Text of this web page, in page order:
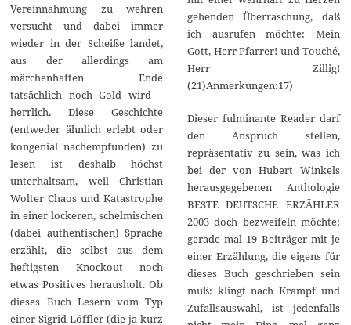
Vereinnahmung zu wehren
versucht und dabei immer
wieder in der Scheiße landet,
aus der allerdings am
märchenhaften Ende
tatsächlich noch Gold wird –
herrlich. Diese Geschichte
(entweder ähnlich erlebt oder
kongenial nachempfunden) zu
lesen ist deshalb höchst
unterhaltsam, weil Christian
Wolter Chaos und Katastrophe
in einer lockeren, schelmischen
(dabei authentischen) Sprache
erzählt, die selbst aus dem
heftigsten Knockout noch
etwas Positives herausholt. Ob
dieses Buch Lesern vom Typ
einer Sigrid Löffler (die ja kurz
gehenden Überraschung, daß
ich ausrufen möchte: Mein
Gott, Herr Pfarrer! und Touché,
Herr Zillig!
(21)Anmerkungen:17)
Dieser fulminante Reader darf
den Anspruch stellen,
repräsentativ zu sein, was ich
bei der von Hubert Winkels
herausgegebenen Anthologie
BESTE DEUTSCHE ERZÄHLER
2003 doch bezweifeln möchte;
gerade mal 19 Beiträger mit je
einer Erzählung, die eigens für
dieses Buch geschrieben sein
muß: klingt nach Krampf und
Zufallsauswahl, ist jedenfalls